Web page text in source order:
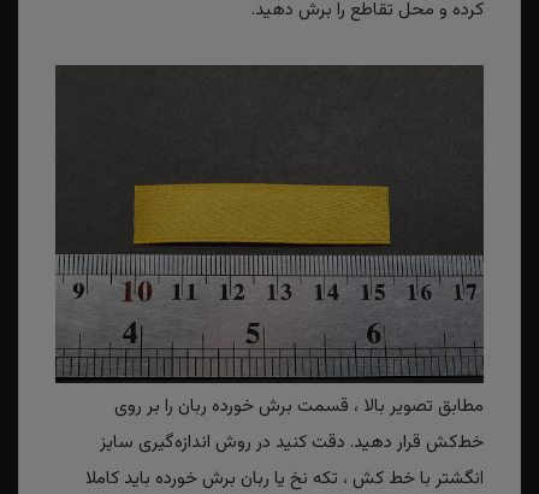
کرده و محل تقاطع را برش دهید.
مطابق تصویر بالا ، قسمت برش خورده ربان را بر روی
خط‌کش قرار دهید. دقت کنید در روش اندازه‌گیری سایز
انگشتر با خط کش ، تکه نخ یا ربان برش خورده باید کاملا